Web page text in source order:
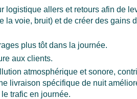
logistique allers et retours afin de
la voie, bruit) et de créer des gains
plus tôt dans la journée.
aux clients.
atmosphérique et sonore,
livraison spécifique de nuit
trafic en journée.